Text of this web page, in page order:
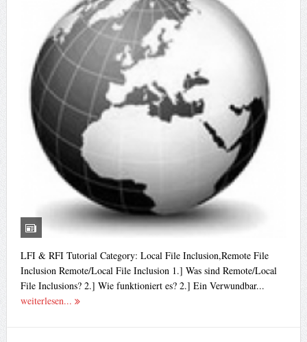
LFI & RFI Tutorial Category: Local File Inclusion,Remote File
Inclusion Remote/Local File Inclusion 1.] Was sind Remote/Local
File Inclusions? 2.] Wie funktioniert es? 2.] Ein Verwundbar...
weiterlesen...